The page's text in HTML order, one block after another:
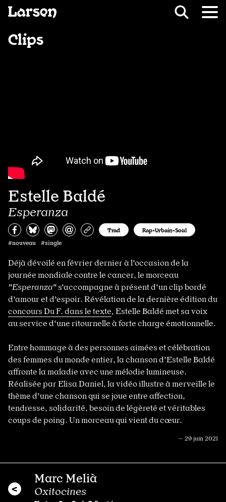
Fil d’ariane
Clips
Estelle Baldé
Esperanza
Partagez sur Facebook
Partager sur Bluesky
Partager sur Mastodon
Partagez par e-mail
Copiez l’url
Trad
Rap•Urbain•Soul
#nouveau #single
Déjà dévoilé en février dernier à l'occasion de la
journée mondiale contre le cancer, le morceau
"Esperanza" s'accompagne à présent d'un clip bordé
d'amour et d'espoir. Révélation de la dernière édition du
concours Du F. dans le texte, Estelle Baldé met sa voix
au service d'une ritournelle à forte charge émotionnelle.
Entre hommage à des personnes aimées et célébration
des femmes du monde entier, la chanson d'Estelle Baldé
affronte la maladie avec une mélodie lumineuse.
Réalisée par Elisa Daniel, la vidéo illustre à merveille le
thème d'une chanson qui se joue entre affection,
tendresse, solidarité, besoin de légèreté et véritables
coups de poing. Un morceau qui vient du cœur.
— 29 juin 2021
Marc Melià
Oxitocines